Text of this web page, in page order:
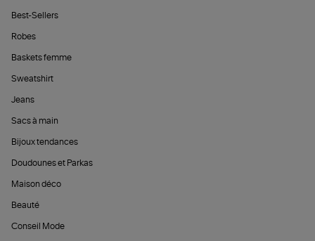
Best-Sellers
Robes
Baskets femme
Sweatshirt
Jeans
Sacs à main
Bijoux tendances
Doudounes et Parkas
Maison déco
Beauté
Conseil Mode